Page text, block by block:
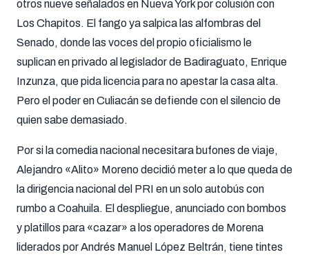
otros nueve señalados en Nueva York por colusión con
Los Chapitos. El fango ya salpica las alfombras del
Senado, donde las voces del propio oficialismo le
suplican en privado al legislador de Badiraguato, Enrique
Inzunza, que pida licencia para no apestar la casa alta.
Pero el poder en Culiacán se defiende con el silencio de
quien sabe demasiado.
Por si la comedia nacional necesitara bufones de viaje,
Alejandro «Alito» Moreno decidió meter a lo que queda de
la dirigencia nacional del PRI en un solo autobús con
rumbo a Coahuila. El despliegue, anunciado con bombos
y platillos para «cazar» a los operadores de Morena
liderados por Andrés Manuel López Beltrán, tiene tintes